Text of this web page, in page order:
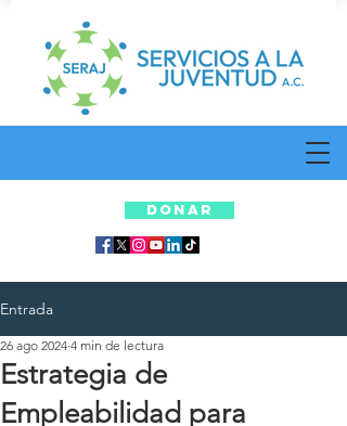
DONAR
Entrada
Estrategia de
Empleabilidad para
26 ago 2024 4 min de lectura